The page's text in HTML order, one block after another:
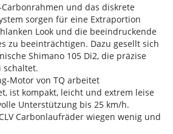
und das diskrete
sorgen für eine Extraportion
Look und die beeindruckende
zu beeinträchtigen. Dazu gesellt sich
Shimano 105 Di2, die präzise
schaltet.
Motor von TQ arbeitet
ist kompakt, leicht und extrem leise
Unterstützung bis 25 km/h.
Carbonlaufräder wiegen wenig und